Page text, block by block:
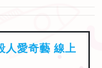
人愛奇藝 線上